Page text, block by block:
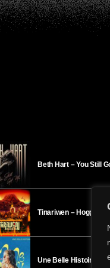
Beth Hart – You Still
Tinariwen – Hoggar
Une Belle Histoire –